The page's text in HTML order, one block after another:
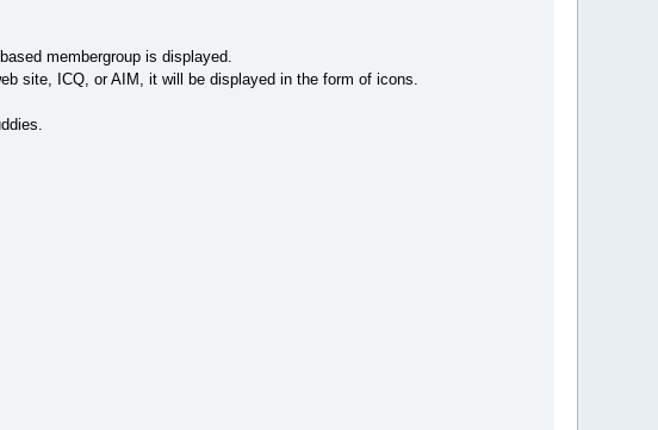
membergroup is displayed.
site, ICQ, or AIM, it will be displayed in the form of icons.